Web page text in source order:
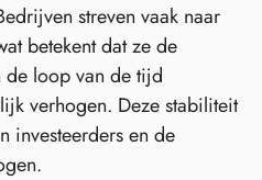
streven vaak naar
betekent dat ze de
loop van de tijd
verhogen. Deze stabiliteit
investeerders en de